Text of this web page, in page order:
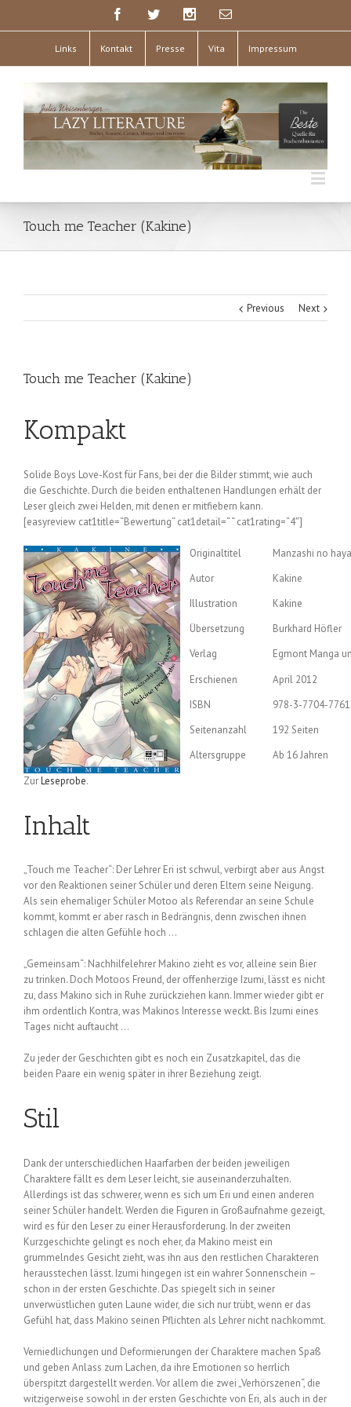
Links Kontakt Presse Vita Impressum
Touch me Teacher (Kakine)
Previous Next
Touch me Teacher (Kakine)
Kompakt
Solide Boys Love-Kost für Fans, bei der die Bilder stimmt, wie auch
die Geschichte. Durch die beiden enthaltenen Handlungen erhält der
Leser gleich zwei Helden, mit denen er mitfiebern kann.
[easyreview cat1title=“Bewertung“ cat1detail=“ “ cat1rating=“4″]
Originaltitel
Manzashi no
Autor
Kakine
Illustration
Kakine
Übersetzung
Burkhard Höfler
Verlag
Egmont Manga
Erschienen
April 2012
ISBN
978-3-7704-
Seitenanzahl
192 Seiten
Altersgruppe
Ab 16 Jahren
ZurLeseprobe.
Inhalt
„Touch me Teacher“: Der Lehrer Eri ist schwul, verbirgt aber aus Angst
vor den Reaktionen seiner Schüler und deren Eltern seine Neigung.
Als sein ehemaliger Schüler Motoo als Referendar an seine Schule
kommt, kommt er aber rasch in Bedrängnis, denn zwischen ihnen
schlagen die alten Gefühle hoch …
„Gemeinsam“: Nachhilfelehrer Makino zieht es vor, alleine sein Bier
zu trinken. Doch Motoos Freund, der offenherzige Izumi, lässt es nicht
zu, dass Makino sich in Ruhe zurückziehen kann. Immer wieder gibt er
ihm ordentlich Kontra, was Makinos Interesse weckt. Bis Izumi eines
Tages nicht auftaucht …
Zu jeder der Geschichten gibt es noch ein Zusatzkapitel, das die
beiden Paare ein wenig später in ihrer Beziehung zeigt.
Stil
Dank der unterschiedlichen Haarfarben der beiden jeweiligen
Charaktere fällt es dem Leser leicht, sie auseinanderzuhalten.
Allerdings ist das schwerer, wenn es sich um Eri und einen anderen
seiner Schüler handelt. Werden die Figuren in Großaufnahme gezeigt,
wird es für den Leser zu einer Herausforderung. In der zweiten
Kurzgeschichte gelingt es noch eher, da Makino meist ein
grummelndes Gesicht zieht, was ihn aus den restlichen Charakteren
herausstechen lässt. Izumi hingegen ist ein wahrer Sonnenschein –
schon in der ersten Geschichte. Das spiegelt sich in seiner
unverwüstlichen guten Laune wider, die sich nur trübt, wenn er das
Gefühl hat, dass Makino seinen Pflichten als Lehrer nicht nachkommt.
Verniedlichungen und Deformierungen der Charaktere machen Spaß
und geben Anlass zum Lachen, da ihre Emotionen so herrlich
überspitzt dargestellt werden. Vor allem die zwei „Verhörszenen“, die
witzigerweise sowohl in der ersten Geschichte von Eri, als auch in der